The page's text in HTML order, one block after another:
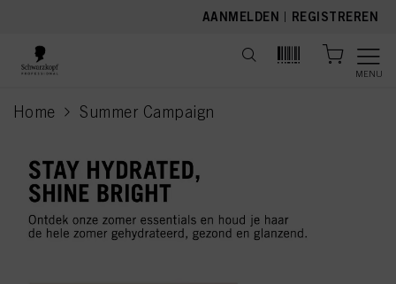
AANMELDEN | REGISTREREN
MENU
Home Summer Campaign
current page